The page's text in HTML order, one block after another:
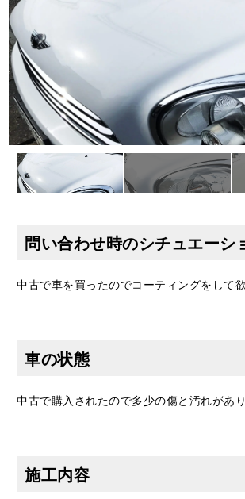
問い合わせ時のシチュエーシ
中古で車を買ったのでコーティングをして
車の状態
中古で購入されたので多少の傷と汚れがあり
施工内容